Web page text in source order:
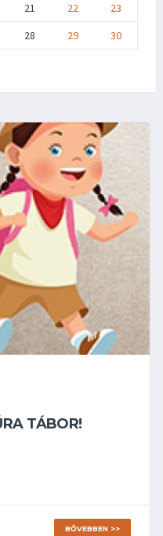
21 22
23
28 29
30
TÁBOR!
BŐVEBBEN >>